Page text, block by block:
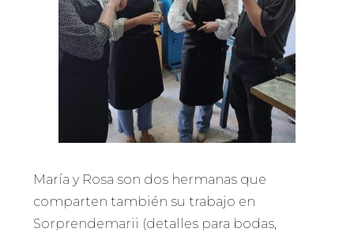
María y Rosa son dos hermanas que
comparten también su trabajo en
Sorprendemarii (detalles para bodas,